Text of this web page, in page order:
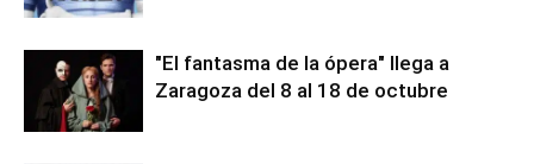
"El fantasma de la ópera" llega a
Zaragoza del 8 al 18 de octubre